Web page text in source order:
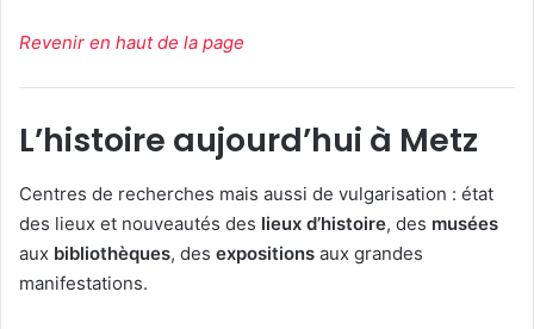
Revenir en haut de la page
L’histoire aujourd’hui à Metz
Centres de recherches mais aussi de vulgarisation : état
des lieux et nouveautés des lieux d’histoire, des musées
aux bibliothèques, des expositions aux grandes
manifestations.